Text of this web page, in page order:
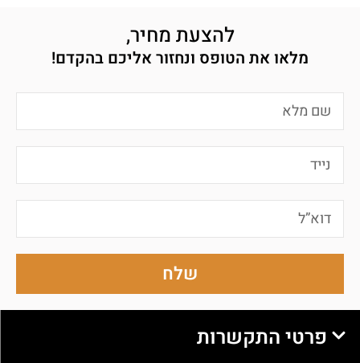
להצעת מחיר,
מלאו את הטופס ונחזור אליכם בהקדם!
שלח
פרטי התקשרות